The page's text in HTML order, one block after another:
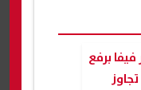
فيفا برفع